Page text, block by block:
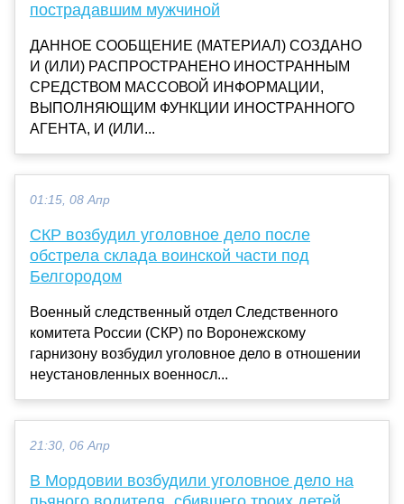
пострадавшим мужчиной
ДАННОЕ СООБЩЕНИЕ (МАТЕРИАЛ) СОЗДАНО
И (ИЛИ) РАСПРОСТРАНЕНО ИНОСТРАННЫМ
СРЕДСТВОМ МАССОВОЙ ИНФОРМАЦИИ,
ВЫПОЛНЯЮЩИМ ФУНКЦИИ ИНОСТРАННОГО
АГЕНТА, И (ИЛИ...
01:15, 08 Апр
СКР возбудил уголовное дело после
обстрела склада воинской части под
Белгородом
Военный следственный отдел Следственного
комитета России (СКР) по Воронежскому
гарнизону возбудил уголовное дело в отношении
неустановленных военносл...
21:30, 06 Апр
В Мордовии возбудили уголовное дело на